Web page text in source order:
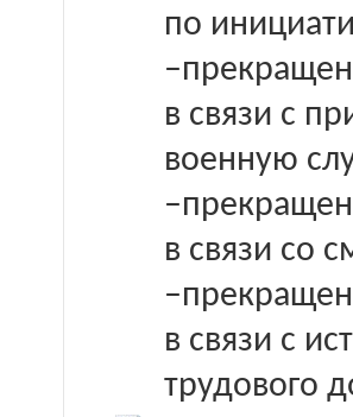
по
в связи с
военную
в связи со
в связи с
трудового